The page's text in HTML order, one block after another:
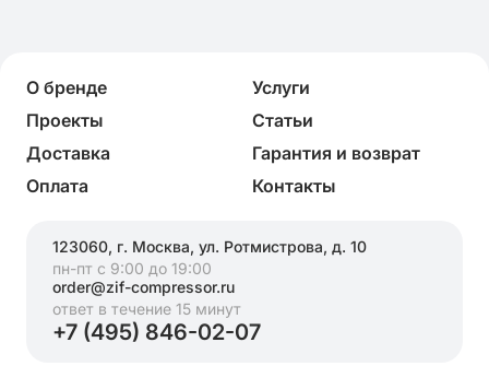
О бренде
Услуги
Проекты
Статьи
Доставка
Гарантия и возврат
Оплата
Контакты
123060, г. Москва, ул. Ротмистрова, д. 10
пн-пт с 9:00 до 19:00
order@zif-compressor.ru
ответ в течение 15 минут
+7 (495) 846-02-07